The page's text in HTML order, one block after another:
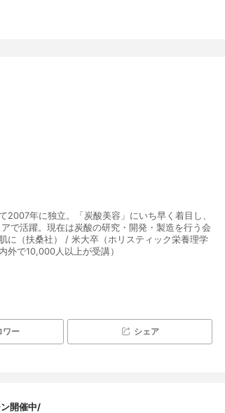
年に独立。「炭酸美容」にいち早く着目し、
で活躍。現在は炭酸の研究・開発・製造を行う会
に（扶桑社） / 米大卒（ホリスティック栄養理学
外で10,000人以上が受講）
ワー シェア
開催中/